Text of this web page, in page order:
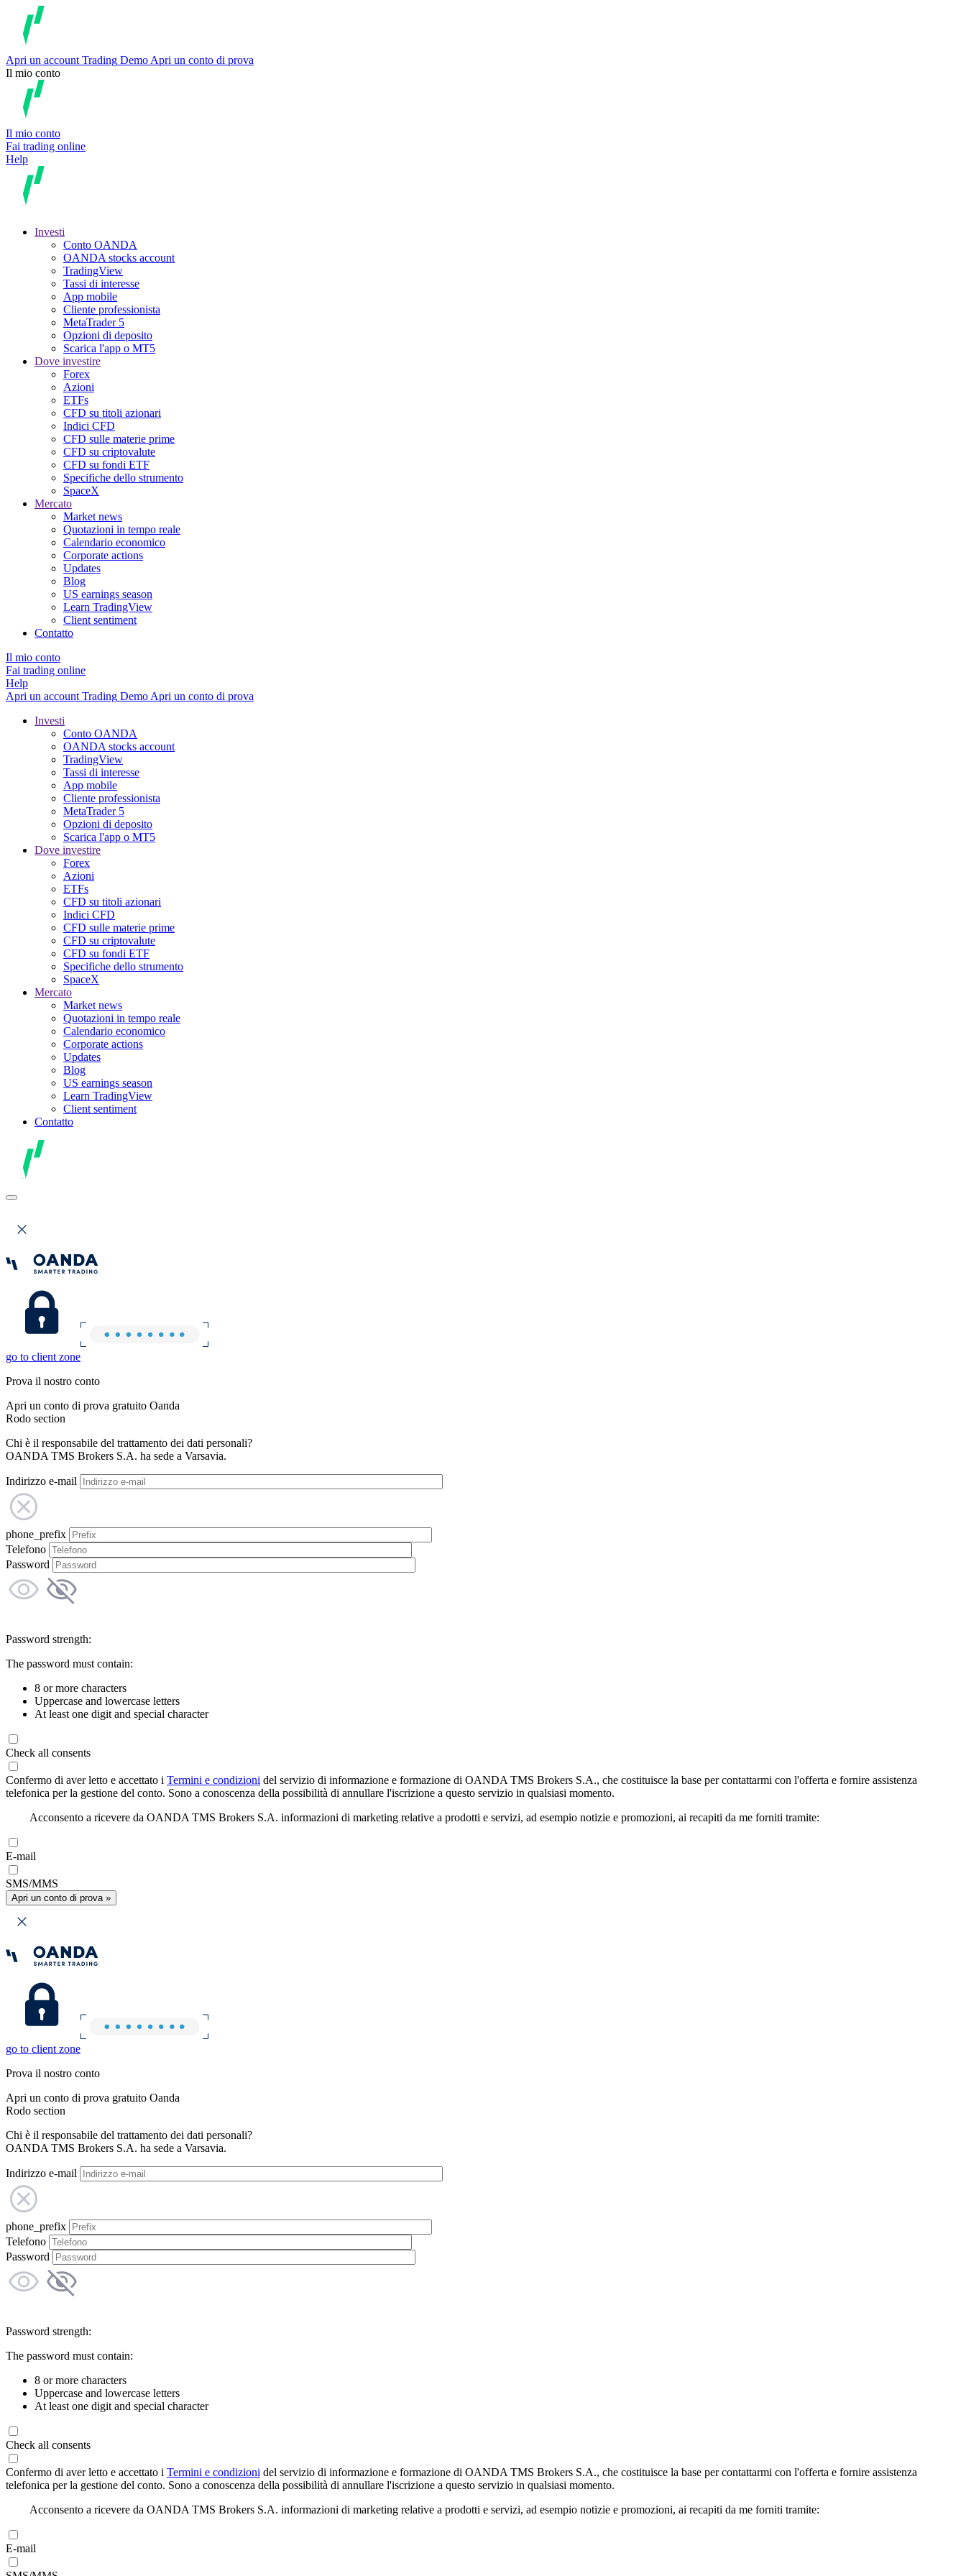
Apri un account Trading Demo Apri un conto di prova
Il mio conto
Il mio conto
Fai trading online
Help
Investi
Conto OANDA
OANDA stocks account
TradingView
Tassi di interesse
App mobile
Cliente professionista
MetaTrader 5
Opzioni di deposito
Scarica l'app o MT5
Dove investire
Forex
Azioni
ETFs
CFD su titoli azionari
Indici CFD
CFD sulle materie prime
CFD su criptovalute
CFD su fondi ETF
Specifiche dello strumento
SpaceX
Mercato
Market news
Quotazioni in tempo reale
Calendario economico
Corporate actions
Updates
Blog
US earnings season
Learn TradingView
Client sentiment
Contatto
Il mio conto
Fai trading online
Help
Apri un account Trading Demo Apri un conto di prova
Investi
Conto OANDA
OANDA stocks account
TradingView
Tassi di interesse
App mobile
Cliente professionista
MetaTrader 5
Opzioni di deposito
Scarica l'app o MT5
Dove investire
Forex
Azioni
ETFs
CFD su titoli azionari
Indici CFD
CFD sulle materie prime
CFD su criptovalute
CFD su fondi ETF
Specifiche dello strumento
SpaceX
Mercato
Market news
Quotazioni in tempo reale
Calendario economico
Corporate actions
Updates
Blog
US earnings season
Learn TradingView
Client sentiment
Contatto
go to client zone
Prova il nostro conto
Apri un conto di prova gratuito Oanda
Rodo section
Chi è il responsabile del trattamento dei dati personali?
OANDA TMS Brokers S.A. ha sede a Varsavia.
Indirizzo e-mail
phone_prefix
Telefono
Password
Password strength:
The password must contain:
8 or more characters
Uppercase and lowercase letters
At least one digit and special character
Check all consents
Confermo di aver letto e accettato i Termini e condizioni del servizio di informazione e formazione di OANDA TMS Brokers S.A., che costituisce la base per contattarmi con l'offerta e fornire assistenza
telefonica per la gestione del conto. Sono a conoscenza della possibilità di annullare l'iscrizione a questo servizio in qualsiasi momento.
Acconsento a ricevere da OANDA TMS Brokers S.A. informazioni di marketing relative a prodotti e servizi, ad esempio notizie e promozioni, ai recapiti da me forniti tramite:
E-mail
SMS/MMS
Apri un conto di prova »
go to client zone
Prova il nostro conto
Apri un conto di prova gratuito Oanda
Rodo section
Chi è il responsabile del trattamento dei dati personali?
OANDA TMS Brokers S.A. ha sede a Varsavia.
Indirizzo e-mail
phone_prefix
Telefono
Password
Password strength:
The password must contain:
8 or more characters
Uppercase and lowercase letters
At least one digit and special character
Check all consents
Confermo di aver letto e accettato i Termini e condizioni del servizio di informazione e formazione di OANDA TMS Brokers S.A., che costituisce la base per contattarmi con l'offerta e fornire assistenza
telefonica per la gestione del conto. Sono a conoscenza della possibilità di annullare l'iscrizione a questo servizio in qualsiasi momento.
Acconsento a ricevere da OANDA TMS Brokers S.A. informazioni di marketing relative a prodotti e servizi, ad esempio notizie e promozioni, ai recapiti da me forniti tramite:
E-mail